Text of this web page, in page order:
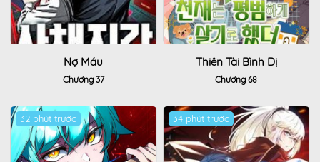
Nợ Máu
Chương 37
Thiên Tài Bình Dị
Chương 68
32 phút trước Hot 34 phút trước Hot